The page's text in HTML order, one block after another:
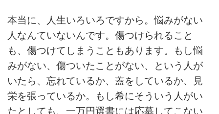
本当に、人生いろいろですから。悩みがない
人なんていないんです。傷つけられること
も、傷つけてしまうこともあります。もし悩
みがない、傷ついたことがない、という人が
いたら、忘れているか、蓋をしているか、見
栄を張っているか。もし希にそういう人がい
たとしても、一万円選書には応募してこない